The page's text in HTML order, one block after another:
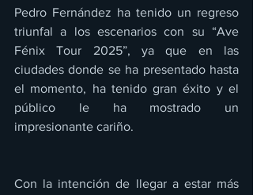
Pedro Fernández ha tenido un regreso
triunfal a los escenarios con su “Ave
Fénix Tour 2025”, ya que en las
ciudades donde se ha presentado hasta
el momento, ha tenido gran éxito y el
público le ha mostrado un
impresionante cariño.
Con la intención de llegar a estar más